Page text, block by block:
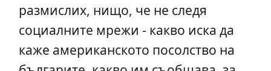
размислих, нищо, че не следя
социалните мрежи - какво иска да
каже американското посолство на